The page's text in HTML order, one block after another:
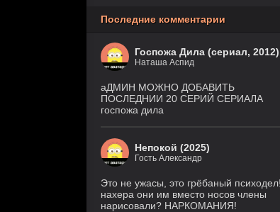
Девятый джедай
Ира
Игра
Настоящий
8 сезон
HDRezka Studio,
Cold Film, Original)
Последние комментарии
Госпожа Дила (сериал, 2012)
Наташа Аспид
аДМИН МОЖНО ДОБАВИТЬ
ПОСЛЕДНИИ 20 СЕРИЙ СЕРИАЛА
госпожа дила
Непокой (2025)
Гость Александр
Это не ужасы, это грёбаный
нахера они им вместо носов члены
нарисовали? НАРКОМАНИЯ!